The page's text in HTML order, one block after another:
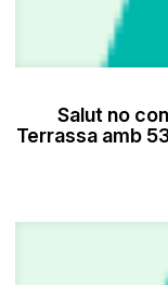
Salut no
Terrassa amb